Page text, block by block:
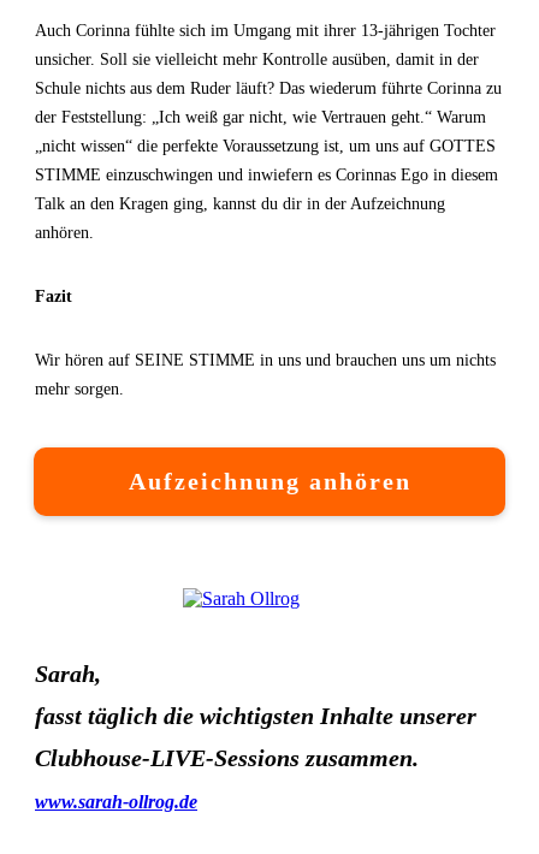
Auch Corinna fühlte sich im Umgang mit ihrer 13-jährigen Tochter
unsicher. Soll sie vielleicht mehr Kontrolle ausüben, damit in der
Schule nichts aus dem Ruder läuft? Das wiederum führte Corinna zu
der Feststellung: „Ich weiß gar nicht, wie Vertrauen geht.“ Warum
„nicht wissen“ die perfekte Voraussetzung ist, um uns auf GOTTES
STIMME einzuschwingen und inwiefern es Corinnas Ego in diesem
Talk an den Kragen ging, kannst du dir in der Aufzeichnung
anhören.
Fazit
Wir hören auf SEINE STIMME in uns und brauchen uns um nichts
mehr sorgen.
Aufzeichnung anhören
Sarah,
fasst täglich die wichtigsten Inhalte unserer
Clubhouse-LIVE-Sessions zusammen.
www.sarah-ollrog.de